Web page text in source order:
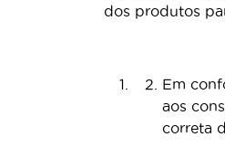
dos produtos
Em
aos
correta